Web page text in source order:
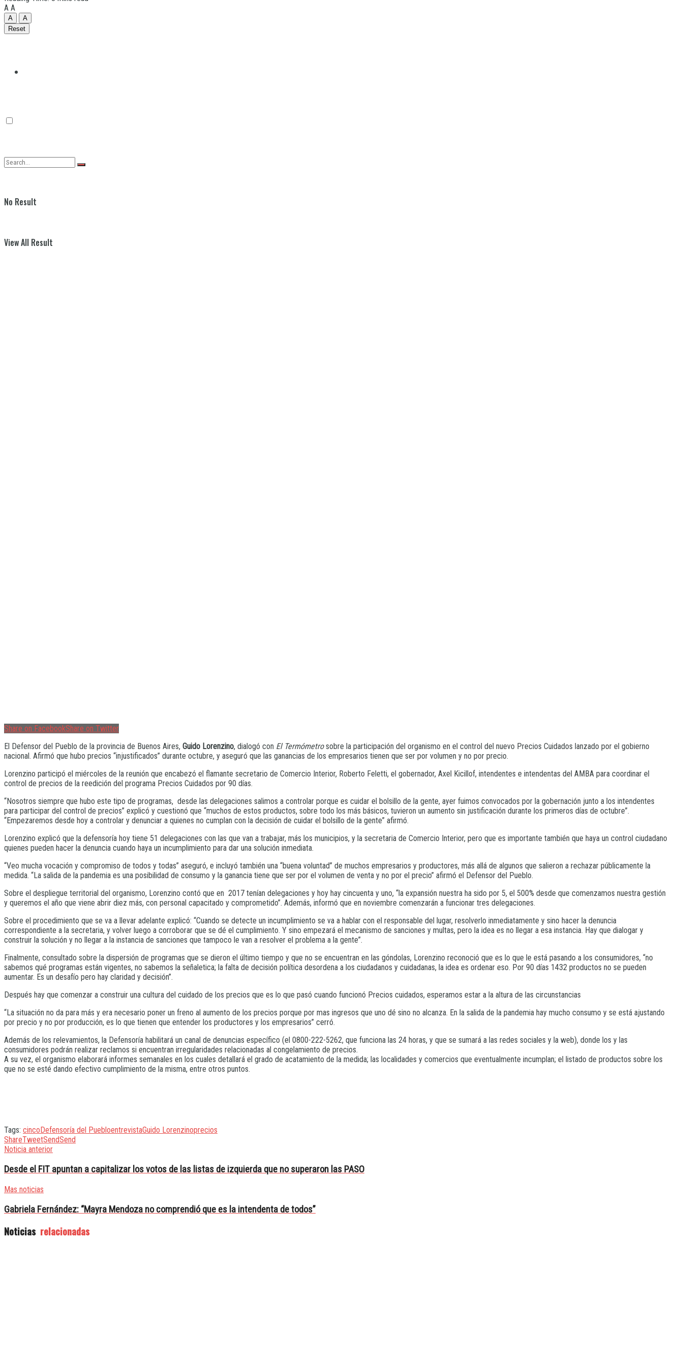
Quilmes
No Result
View All Result
A A
A
A
Reset
Share on FacebookShare on Twitter
El Defensor del Pueblo de la provincia de Buenos Aires, Guido Lorenzino, dialogó con El Termómetrosobre la participación del organismo en el control del nuevo Precios Cuidados lanzado por el gobierno
nacional. Afirmó que hubo precios “injustificados” durante octubre, y aseguró que las ganancias de los empresarios tienen que ser por volumen y no por precio.
Lorenzino participó el miércoles de la reunión que encabezó el flamante secretario de Comercio Interior, Roberto Feletti, el gobernador, Axel Kicillof, intendentes e intendentas del AMBA para coordinar el
control de precios de la reedición del programa Precios Cuidados por 90 días.
“Nosotros siempre que hubo este tipo de programas, desde las delegaciones salimos a controlar porque es cuidar el bolsillo de la gente, ayer fuimos convocados por la gobernación junto a los intendentes
para participar del control de precios” explicó y cuestionó que “muchos de estos productos, sobre todo los más básicos, tuvieron un aumento sin justificación durante los primeros días de octubre”.
“Empezaremos desde hoy a controlar y denunciar a quienes no cumplan con la decisión de cuidar el bolsillo de la gente” afirmó.
Lorenzino explicó que la defensoría hoy tiene 51 delegaciones con las que van a trabajar, más los municipios, y la secretaria de Comercio Interior, pero que es importante también que haya un control ciudadano
quienes pueden hacer la denuncia cuando haya un incumplimiento para dar una solución inmediata.
“Veo mucha vocación y compromiso de todos y todas” aseguró, e incluyó también una “buena voluntad” de muchos empresarios y productores, más allá de algunos que salieron a rechazar públicamente la
medida. “La salida de la pandemia es una posibilidad de consumo y la ganancia tiene que ser por el volumen de venta y no por el precio” afirmó el Defensor del Pueblo.
Sobre el despliegue territorial del organismo, Lorenzino contó que en 2017 tenían delegaciones y hoy hay cincuenta y uno, “la expansión nuestra ha sido por 5, el 500% desde que comenzamos nuestra gestión
y queremos el año que viene abrir diez más, con personal capacitado y comprometido”. Además, informó que en noviembre comenzarán a funcionar tres delegaciones.
Sobre el procedimiento que se va a llevar adelante explicó: “Cuando se detecte un incumplimiento se va a hablar con el responsable del lugar, resolverlo inmediatamente y sino hacer la denuncia
correspondiente a la secretaria, y volver luego a corroborar que se dé el cumplimiento. Y sino empezará el mecanismo de sanciones y multas, pero la idea es no llegar a esa instancia. Hay que dialogar y
construir la solución y no llegar a la instancia de sanciones que tampoco le van a resolver el problema a la gente”.
Finalmente, consultado sobre la dispersión de programas que se dieron el último tiempo y que no se encuentran en las góndolas, Lorenzino reconoció que es lo que le está pasando a los consumidores, “no
sabemos qué programas están vigentes, no sabemos la señaletica; la falta de decisión política desordena a los ciudadanos y cuidadanas, la idea es ordenar eso. Por 90 días 1432 productos no se pueden
aumentar. Es un desafío pero hay claridad y decisión”.
Después hay que comenzar a construir una cultura del cuidado de los precios que es lo que pasó cuando funcionó Precios cuidados, esperamos estar a la altura de las circunstancias
“La situación no da para más y era necesario poner un freno al aumento de los precios porque por mas ingresos que uno dé sino no alcanza. En la salida de la pandemia hay mucho consumo y se está ajustando
por precio y no por producción, es lo que tienen que entender los productores y los empresarios” cerró.
Además de los relevamientos, la Defensoría habilitará un canal de denuncias específico (el 0800-222-5262, que funciona las 24 horas, y que se sumará a las redes sociales y la web), donde los y las
consumidores podrán realizar reclamos si encuentran irregularidades relacionadas al congelamiento de precios.
A su vez, el organismo elaborará informes semanales en los cuales detallará el grado de acatamiento de la medida; las localidades y comercios que eventualmente incumplan; el listado de productos sobre los
que no se esté dando efectivo cumplimiento de la misma, entre otros puntos.
Tags: cinco Defensoría del PuebloentrevistaGuido Lorenzinoprecios
ShareTweetSendSend
Noticia anterior
Desde el FIT apuntan a capitalizar los votos de las listas de izquierda que no superaron las PASO
Mas noticias
Gabriela Fernández: “Mayra Mendoza no comprendió que es la intendenta de todos”
Noticias relacionadas